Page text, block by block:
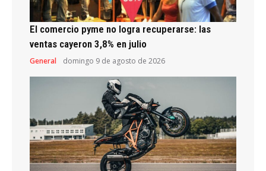
El comercio pyme no logra recuperarse: las
ventas cayeron 3,8% en julio
General domingo 9 de agosto de 2026